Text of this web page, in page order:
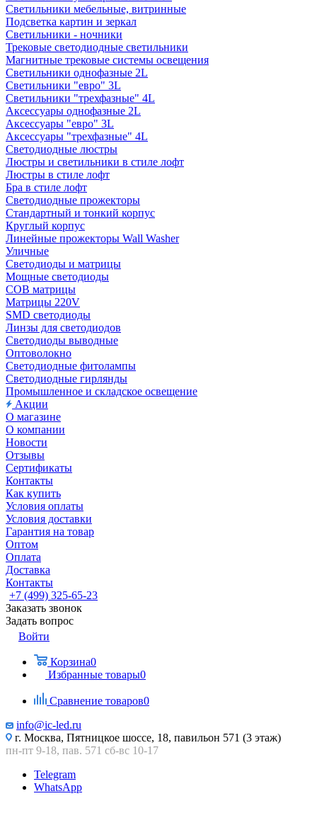
Светильники мебельные, витринные
Подсветка картин и зеркал
Светильники - ночники
Трековые светодиодные светильники
Магнитные трековые системы освещения
Светильники однофазные 2L
Светильники "евро" 3L
Светильники "трехфазные" 4L
Аксессуары однофазные 2L
Аксессуары "евро" 3L
Аксессуары "трехфазные" 4L
Светодиодные люстры
Люстры и светильники в стиле лофт
Люстры в стиле лофт
Бра в стиле лофт
Светодиодные прожекторы
Стандартный и тонкий корпус
Круглый корпус
Линейные прожекторы Wall Washer
Уличные
Светодиоды и матрицы
Мощные светодиоды
COB матрицы
Матрицы 220V
SMD светодиоды
Линзы для светодиодов
Светодиоды выводные
Оптоволокно
Светодиодные фитолампы
Светодиодные гирлянды
Промышленное и складское освещение
Акции
О магазине
О компании
Новости
Отзывы
Сертификаты
Контакты
Как купить
Условия оплаты
Условия доставки
Гарантия на товар
Оптом
Оплата
Доставка
Контакты
+7 (499) 325-65-23
Заказать звонок
Задать вопрос
Войти
Корзина0
Избранные товары0
Сравнение товаров0
info@ic-led.ru
г. Москва, Пятницкое шоссе, 18, павильон 571 (3 этаж)
пн-пт 9-18, пав. 571 сб-вс 10-17
Telegram
WhatsApp